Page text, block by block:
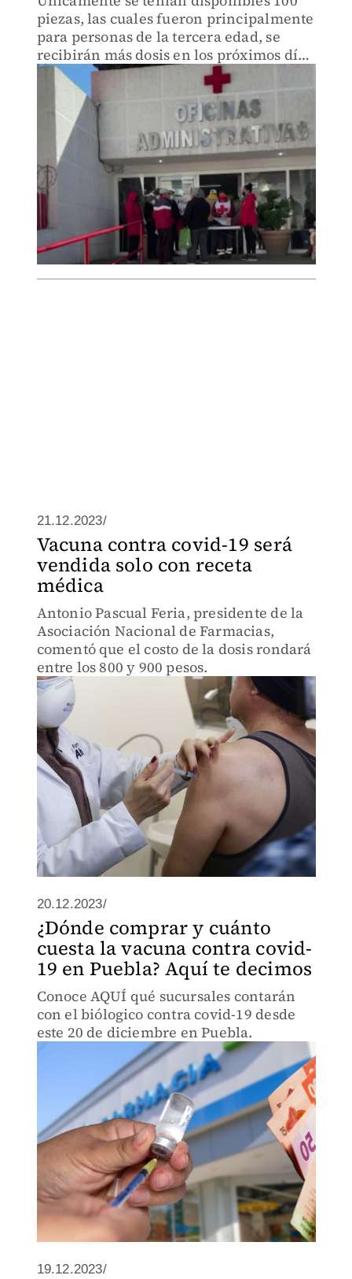
piezas, las cuales fueron principalmente
para personas de la tercera edad, se
recibirán más dosis en los próximos días
y tendrá un costo de 785 pesos.
21.12.2023/
Vacuna contra covid-19 será
vendida solo con receta
médica
Antonio Pascual Feria, presidente de la
Asociación Nacional de Farmacias,
comentó que el costo de la dosis rondará
entre los 800 y 900 pesos.
20.12.2023/
¿Dónde comprar y cuánto
cuesta la vacuna contra covid-
19 en Puebla? Aquí te decimos
Conoce AQUÍ qué sucursales contarán
con el biólogico contra covid-19 desde
este 20 de diciembre en Puebla.
19.12.2023/